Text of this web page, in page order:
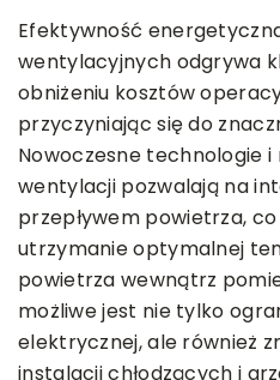
Efektywność
wentylacyjnych odgrywa
obniżeniu kosztów
przyczyniając się do
Nowoczesne technologie i
wentylacji pozwalają na
przepływem powietrza,
utrzymanie optymalnej
powietrza wewnątrz
możliwe jest nie tylko
elektrycznej, ale również
instalacji chłodzących i